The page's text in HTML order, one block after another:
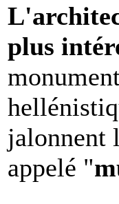
plus
jalonnent
appelé "